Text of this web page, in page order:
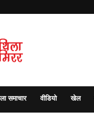
समाचार वीडियो खेल